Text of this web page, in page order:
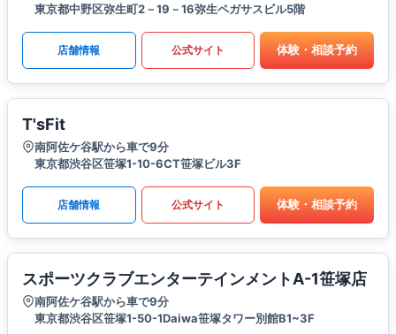
東京都中野区弥生町2－19－16弥生ペガサスビル5階
店舗情報 公式サイト 体験・相談予約
T'sFit
南阿佐ケ谷駅から車で9分
東京都渋谷区笹塚1-10-6CT笹塚ビル3F
店舗情報 公式サイト 体験・相談予約
スポーツクラブエンターテインメントA-1笹塚店
南阿佐ケ谷駅から車で9分
東京都渋谷区笹塚1-50-1Daiwa笹塚タワー別館B1~3F